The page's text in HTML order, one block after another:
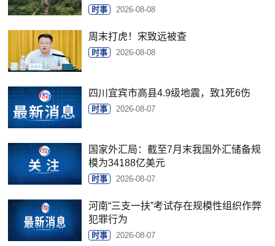
时事 2026-08-08
周末打虎！宋致远被查
时事 2026-08-08
四川宜宾市高县4.9级地震，致1死6伤
时事 2026-08-07
国家外汇局：截至7月末我国外汇储备规
模为34188亿美元
时事 2026-08-07
河南“三支一扶”考试存在规模性组织作弊
犯罪行为
时事 2026-08-07